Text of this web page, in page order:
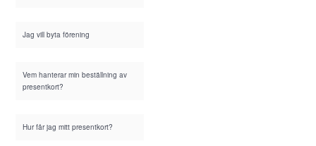
Jag vill byta förening
Vem hanterar min beställning av
presentkort?
Hur får jag mitt presentkort?